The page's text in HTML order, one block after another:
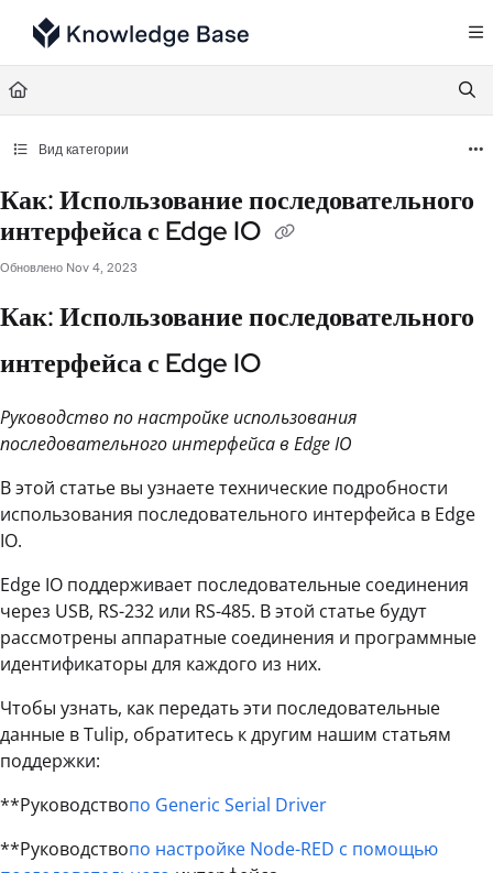
Documentation Index
Fetch the complete documentation index at:
Use this file to discover all available pages before exploring further.
Вид категории
Как: Использование последовательного
интерфейса с Edge IO
Обновлено Nov 4, 2023
Как: Использование последовательного
интерфейса с Edge IO
Руководство по настройке использования
последовательного интерфейса в Edge IO
В этой статье вы узнаете технические подробности
использования последовательного интерфейса в Edge
IO.
Edge IO поддерживает последовательные соединения
через USB, RS-232 или RS-485. В этой статье будут
рассмотрены аппаратные соединения и программные
идентификаторы для каждого из них.
Чтобы узнать, как передать эти последовательные
данные в Tulip, обратитесь к другим нашим статьям
поддержки:
**Руководствопо Generic Serial Driver
**Руководствопо настройке Node-RED с помощью